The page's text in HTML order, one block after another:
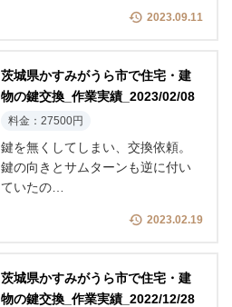
2023.09.11
茨城県かすみがうら市で住宅・建
物の鍵交換_作業実績_2023/02/08
料金：27500円
鍵を無くしてしまい、交換依頼。
鍵の向きとサムターンも逆に付い
ていたの…
2023.02.19
茨城県かすみがうら市で住宅・建
物の鍵交換_作業実績_2022/12/28